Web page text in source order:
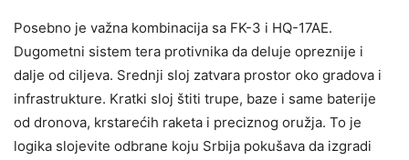
Posebno je važna kombinacija sa FK-3 i HQ-17AE.
Dugometni sistem tera protivnika da deluje opreznije i
dalje od ciljeva. Srednji sloj zatvara prostor oko gradova i
infrastrukture. Kratki sloj štiti trupe, baze i same baterije
od dronova, krstarećih raketa i preciznog oružja. To je
logika slojevite odbrane koju Srbija pokušava da izgradi